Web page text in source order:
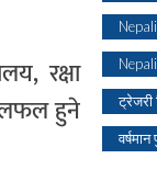
रक्षा
हुने
ट्रेजरी
वर्षमान